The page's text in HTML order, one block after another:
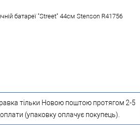
батареї "Street" 44см Stenson R41756
тільки Новою поштою протягом 2-5
(упаковку оплачує покупець).